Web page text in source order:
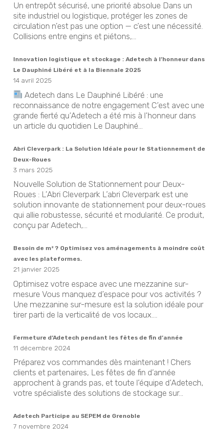
Un entrepôt sécurisé, une priorité absolue Dans un
site industriel ou logistique, protéger les zones de
circulation n’est pas une option — c’est une nécessité.
Collisions entre engins et piétons,...
Innovation logistique et stockage : Adetech à l’honneur dans
Le Dauphiné Libéré et à la Biennale 2025
14 avril 2025
Adetech dans Le Dauphiné Libéré : une
reconnaissance de notre engagement C’est avec une
grande fierté qu’Adetech a été mis à l’honneur dans
un article du quotidien Le Dauphiné...
Abri Cleverpark : La Solution Idéale pour le Stationnement de
Deux-Roues
3 mars 2025
Nouvelle Solution de Stationnement pour Deux-
Roues : L’Abri Cleverpark L’abri Cleverpark est une
solution innovante de stationnement pour deux-roues
qui allie robustesse, sécurité et modularité. Ce produit,
conçu par Adetech,...
Besoin de m² ? Optimisez vos aménagements à moindre coût
avec les plateformes.
21 janvier 2025
Optimisez votre espace avec une mezzanine sur-
mesure Vous manquez d’espace pour vos activités ?
Une mezzanine sur-mesure est la solution idéale pour
tirer parti de la verticalité de vos locaux....
Fermeture d’Adetech pendant les fêtes de fin d’année
11 décembre 2024
Préparez vos commandes dès maintenant ! Chers
clients et partenaires, Les fêtes de fin d’année
approchent à grands pas, et toute l’équipe d’Adetech,
votre spécialiste des solutions de stockage sur...
Adetech Participe au SEPEM de Grenoble
7 novembre 2024